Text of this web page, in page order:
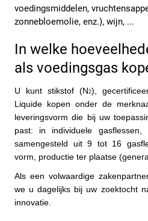
voedingsmiddelen,
zonnebloemolie, enz.), wijn, ...
In welke
als voedingsgas
U kunt stikstof (N2),
Liquide kopen onder de
leveringsvorm die bij uw
past: in individuele gasflessen,
samengesteld uit 9 tot 16
vorm, productie ter plaatse
Als een volwaardige
we u dagelijks bij uw zoektocht
innovatie.